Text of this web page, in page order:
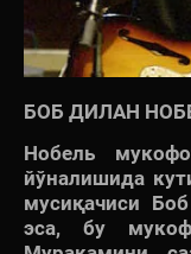
БОБ ДИЛАН
Нобель
йўналишида
мусиқачиси
эса, бу